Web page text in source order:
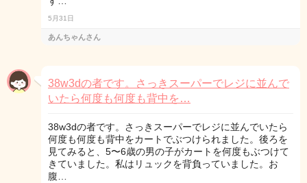
5月31日
あんちゃんさん
38w3dの者です。さっきスーパーでレジに並んで
いたら何度も何度も背中を…
38w3dの者です。さっきスーパーでレジに並んでいたら
何度も何度も背中をカートでぶつけられました。後ろを
見てみると、5〜6歳の男の子がカートを何度もぶつけて
きていました。私はリュックを背負っていました。お
腹…